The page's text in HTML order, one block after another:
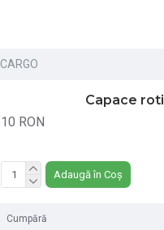
CARGO
Capace roti
10 RON
Adaugă în Coș
Cumpără